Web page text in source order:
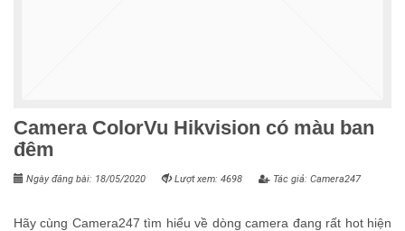
Camera ColorVu Hikvision có màu ban
đêm
Ngày đăng bài: 18/05/2020 Lượt xem: 4698 Tác giả: Camera247
Hãy cùng Camera247 tìm hiểu về dòng camera đang rất hot hiện